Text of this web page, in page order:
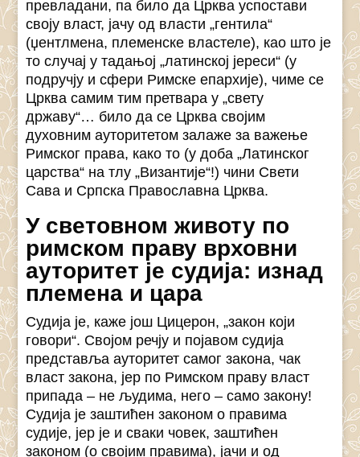
превладани, па било да Црква успостави
своју власт, јачу од власти „гентила“
(џентлмена, племенске властеле), као што је
то случај у тадањој „латинској јереси“ (у
подручју и сфери Римске епархије), чиме се
Црква самим тим претвара у „свету
државу“… било да се Црква својим
духовним ауторитетом залаже за важење
Римског права, како то (у доба „Латинског
царства“ на тлу „Византије“!) чини Свети
Сава и Српска Православна Црква.
У световном животу по
римском праву врховни
ауторитет је судија: изнад
племена и цара
Судија је, каже још Цицерон, „закон који
говори“. Својом речју и појавом судија
представља ауторитет самог закона, чак
власт закона, јер по Римском праву власт
припада – не људима, него – само закону!
Судија је заштићен законом о правима
судије, јер је и сваки човек, заштићен
законом (о својим правима), јачи и од